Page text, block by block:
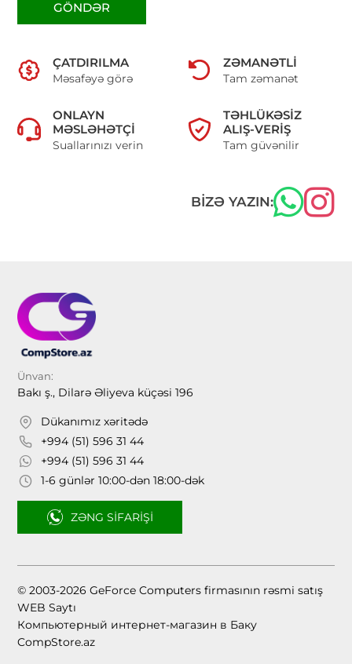
GÖNDƏR
ÇATDIRILMA
Məsafəyə görə
ZƏMANƏTLI
Tam zəmanət
ONLAYN
MƏSLƏHƏTÇI
Suallarınızı verin
TƏHLÜKƏSIZ
ALIŞ-VERIŞ
Tam güvənilir
BIZƏ YAZIN:
Ünvan:
Bakı ş., Dilarə Əliyeva küçəsi 196
Dükanımız xəritədə
+994 (51) 596 31 44
+994 (51) 596 31 44
1-6 günlər 10:00-dən 18:00-dək
ZƏNG SIFARIŞI
© 2003-2026 GeForce Computers firmasının rəsmi satış
WEB Saytı
Компьютерный интернет-магазин в Баку
CompStore.az